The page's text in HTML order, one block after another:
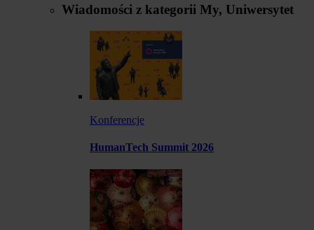
Wiadomości z kategorii My, Uniwersytet
Konferencje
HumanTech Summit 2026